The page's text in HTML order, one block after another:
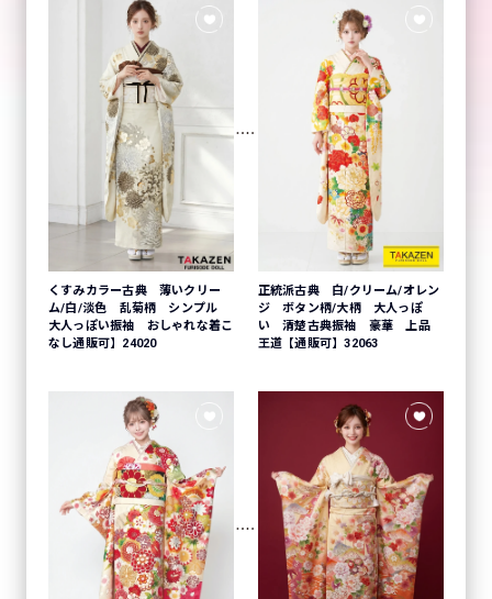
くすみカラー古典 薄いクリー
ム/白/淡色 乱菊柄 シンプル
大人っぽい振袖 おしゃれな着こ
なし通販可】24020
正統派古典 白/クリーム/オレン
ジ ボタン柄/大柄 大人っぽ
い 清楚古典振袖 豪華 上品
王道【通販可】32063